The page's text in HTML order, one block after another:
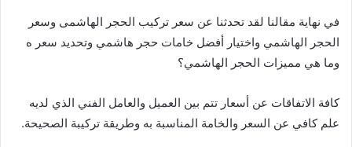
في نهاية مقالنا لقد تحدثنا عن سعر تركيب الحجر الهاشمى وسعر
الحجر الهاشمي واختيار أفضل خامات حجر هاشمي وتحديد سعر ه
وما هي مميزات الحجر الهاشمي؟
كافة الاتفاقات عن أسعار تتم بين العميل والعامل الفني الذي لديه
علم كافي عن السعر والخامة المناسبة به وطريقة تركيبة الصحيحة.